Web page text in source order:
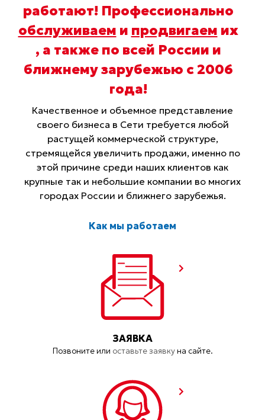
работают! Профессионально
обслуживаем и продвигаем их
, а также по всей России и
ближнему зарубежью с 2006
года!
Качественное и объемное представление
своего бизнеса в Сети требуется любой
растущей коммерческой структуре,
стремящейся увеличить продажи, именно по
этой причине среди наших клиентов как
крупные так и небольшие компании во многих
городах России и ближнего зарубежья.
Как мы работаем
ЗАЯВКА
Позвоните или оставьте заявкуна сайте.